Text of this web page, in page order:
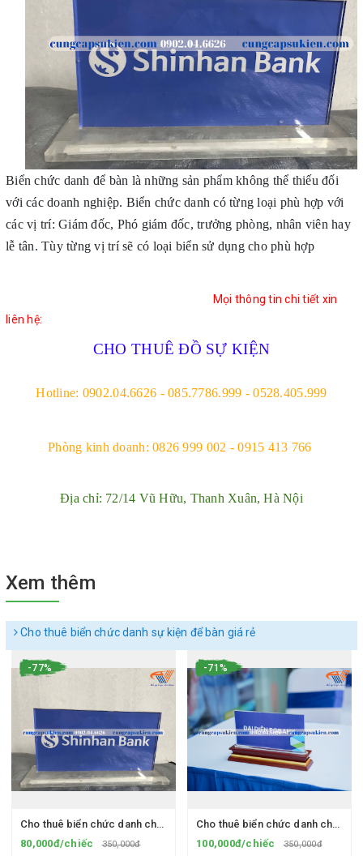
Biển chức danh để bàn là những sản phẩm không thể thiếu đối
với các doanh nghiệp. Biển chức danh có từng loại phù hợp với
các vị trí: Giám đốc, Phó giám đốc, trưởng phòng, nhân viên hay
lễ tân. Tùy từng vị trí sẽ có loại biển sử dụng cho phù hợp
Mọi thông tin chi tiết xin
liên hệ:
CHO THUÊ ĐỒ SỰ KIỆN
Hotline: 0902.04.6626 - 085.7786.999 - 0528.405.999
Phòng kinh doanh: 0826 999 002 - 0915 413 766
Địa chỉ: 72/14 Vũ Hữu, Thanh Xuân, Hà Nội
Xem thêm
Cho thuê biển chức danh sự kiện để bàn giá rẻ
-77%
Cho thuê biển chức danh chân Mica
80,000đ/chiếc
350,000đ
-71%
Cho thuê biển chức danh chân gỗ
100,000đ/chiếc
350,000đ